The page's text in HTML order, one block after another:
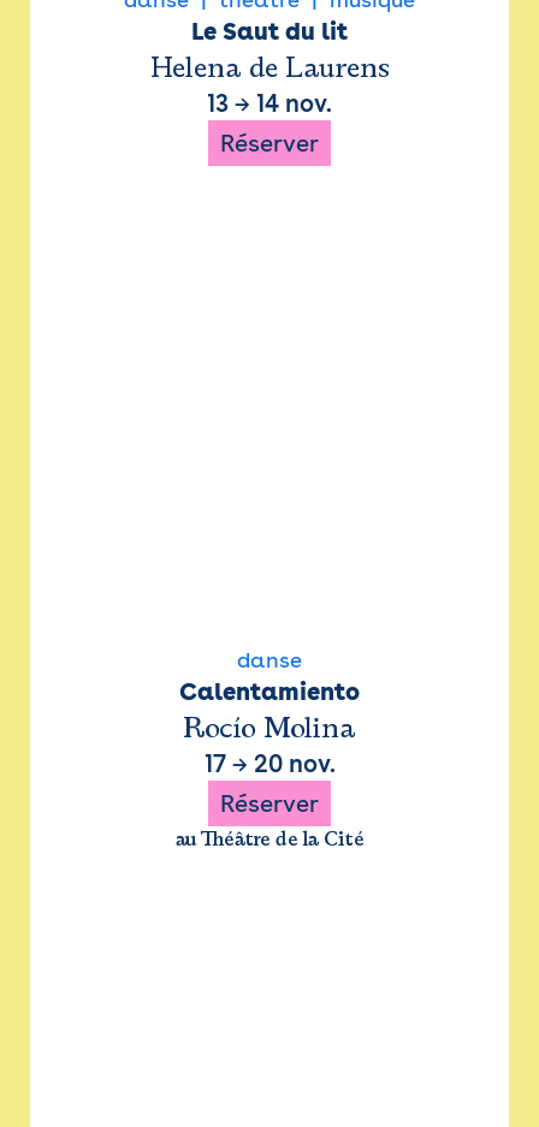
Le Saut du lit
Helena de Laurens
13 → 14 nov.
Réserver
danse
Calentamiento
Rocío Molina
17→ 20 nov.
Réserver
au Théâtre de la Cité